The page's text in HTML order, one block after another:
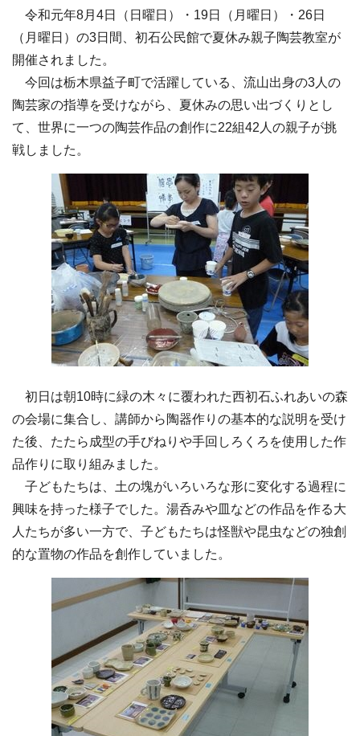
令和元年8月4日（日曜日）・19日（月曜日）・26日
（月曜日）の3日間、初石公民館で夏休み親子陶芸教室が
開催されました。
今回は栃木県益子町で活躍している、流山出身の3人の
陶芸家の指導を受けながら、夏休みの思い出づくりとし
て、世界に一つの陶芸作品の創作に22組42人の親子が挑
戦しました。
初日は朝10時に緑の木々に覆われた西初石ふれあいの森
の会場に集合し、講師から陶器作りの基本的な説明を受け
た後、たたら成型の手びねりや手回しろくろを使用した作
品作りに取り組みました。
子どもたちは、土の塊がいろいろな形に変化する過程に
興味を持った様子でした。湯呑みや皿などの作品を作る大
人たちが多い一方で、子どもたちは怪獣や昆虫などの独創
的な置物の作品を創作していました。